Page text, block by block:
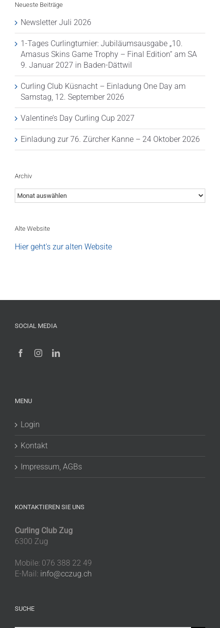
Neueste Beiträge
Newsletter Juli 2026
1-Tages Curlingturnier: Jubiläumsausgabe „10.
Amasus Skins Game Trophy – Final Edition“ am SA
9. Januar 2027 in Baden-Dättwil
Curling Club Küsnacht – Einladung One Day am
Samstag, 12. September 2026
Valentine’s Day Curling Cup 2027
Einladung zur 76. Zürcher Kanne – 24 Oktober 2026
Archiv
Archiv
Alte Website
Hier geht's zur alten Website
SOCIAL MEDIA
MENU
Login
Kontakt
Impressum, AGBs
KONTAKTIEREN SIE UNS
Curling Club Zug
6300 Zug
Mobile: 076 388 22 49
E-Mail: info@cczug.ch
SUCHE